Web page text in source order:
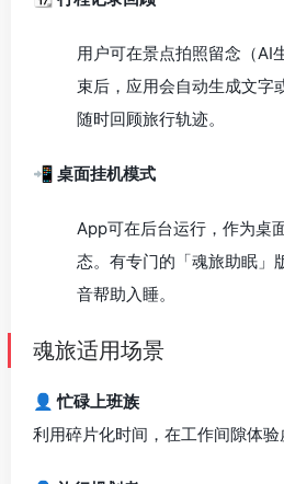
用户可在景点拍照留念（AI
束后，应用会自动生成文字
随时回顾旅行轨迹。
📲 桌面挂机模式
App可在后台运行，作为桌
态。有专门的「魂旅助眠」
音帮助入睡。
魂旅适用场景
👤 忙碌上班族
利用碎片化时间，在工作间隙体验